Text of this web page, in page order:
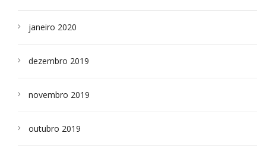
janeiro 2020
dezembro 2019
novembro 2019
outubro 2019